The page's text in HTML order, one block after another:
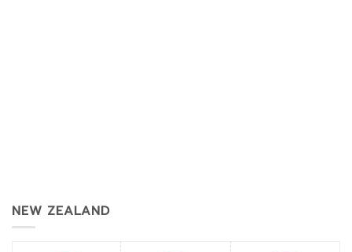
NEW ZEALAND